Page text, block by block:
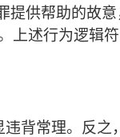
供帮助的故意
上述行为逻辑
背常理。反之，